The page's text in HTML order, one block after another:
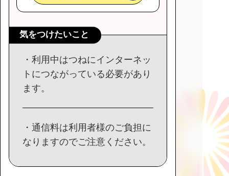
気をつけたいこと
・利用中はつねにインターネッ
トにつながっている必要があり
ます。
・通信料は利用者様のご負担に
なりますのでご注意ください。